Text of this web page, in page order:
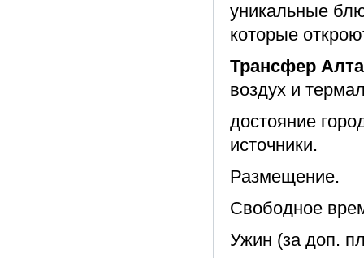
уникальные
которые
Трансфер
воздух и
достояние
источники.
Размещение.
Свободное
Ужин (за доп.